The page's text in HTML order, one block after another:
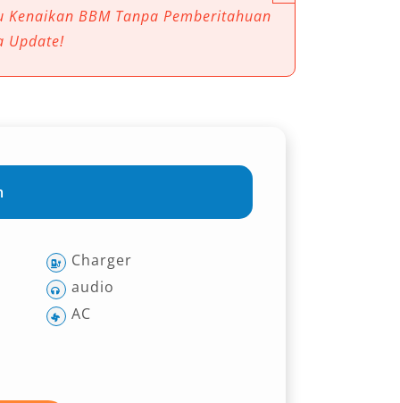
BBM Tanpa Pemberitahuan
Update!
Charger
audio
AC